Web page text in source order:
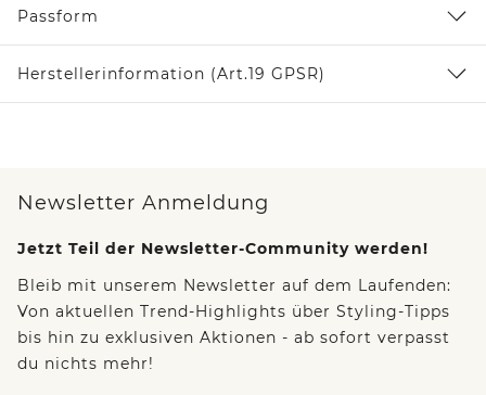
Passform
Herstellerinformation (Art.19 GPSR)
Newsletter Anmeldung
Jetzt Teil der Newsletter-Community werden!
Bleib mit unserem Newsletter auf dem Laufenden:
Von aktuellen Trend-Highlights über Styling-Tipps
bis hin zu exklusiven Aktionen - ab sofort verpasst
du nichts mehr!